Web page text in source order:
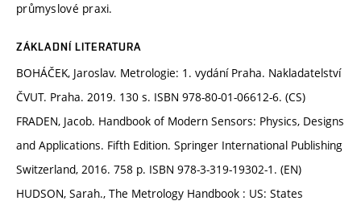
průmyslové praxi.
ZÁKLADNÍ LITERATURA
BOHÁČEK, Jaroslav. Metrologie: 1. vydání Praha. Nakladatelství
ČVUT. Praha. 2019. 130 s. ISBN 978-80-01-06612-6. (CS)
FRADEN, Jacob. Handbook of Modern Sensors: Physics, Designs
and Applications. Fifth Edition. Springer International Publishing
Switzerland, 2016. 758 p. ISBN 978-3-319-19302-1. (EN)
HUDSON, Sarah., The Metrology Handbook : US: States